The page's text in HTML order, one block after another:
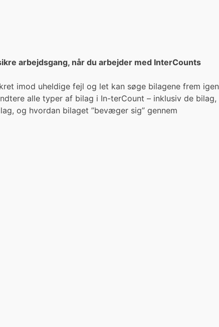
arbejdsgang, når du arbejder med InterCounts
imod uheldige fejl og let kan søge bilagene frem igen
alle typer af bilag i In-terCount – inklusiv de bilag,
og hvordan bilaget ”bevæger sig” gennem